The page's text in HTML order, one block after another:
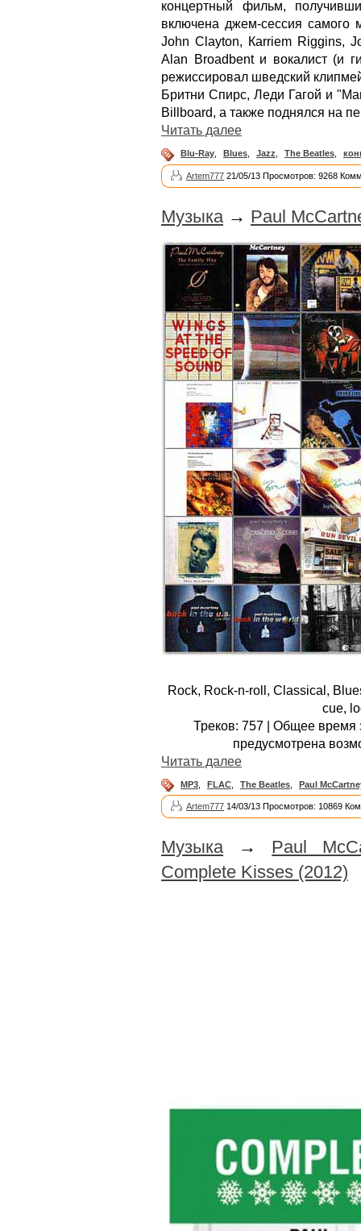
концертный фильм,
включена джем-сессия самого
John Clayton, Кarriem Riggins,
Аlan Broadbent и вокалист (и
режиссировал шведский
Бритни Спирс, Леди Гагой и
Billboard, а также поднялся на
Читать далее
Blu-Ray, Blues, Jazz, The Beatles,
Artem777 21/05/13 Просмотров: 9268
Музыка → Paul
Rock, Rock-n-roll, Classical,
cue,
Треков: 757 | Общее время
предусмотрена
Читать далее
MP3 FLAC The Beatles Paul
Artem777 14/03/13 Просмотров: 10869
Музыка → Paul
Complete Kisses (2012)